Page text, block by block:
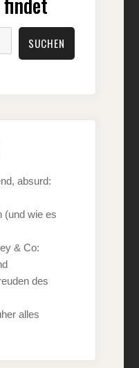
SUCHEN
absurd:
(und wie es
& Co:
des
alles